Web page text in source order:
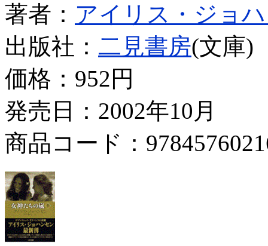
著者： アイリス・ジョ
出版社： 二見書房(文庫)
価格： 952円
発売日：2002年10月
商品コード：